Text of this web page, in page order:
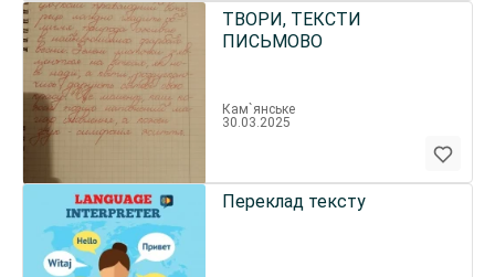
ТВОРИ, ТЕКСТИ
ПИСЬМОВО
Кам`янське
30.03.2025
Переклад тексту